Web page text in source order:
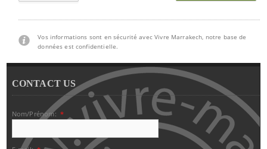
Vos informations sont en sécurité avec Vivre Marrakech, notre base de
données est confidentielle.
CONTACT US
Nom/Prénom: *